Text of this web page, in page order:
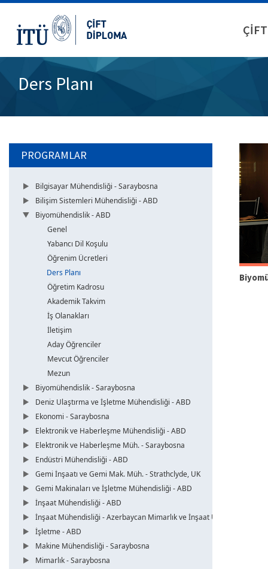
Ders Planı
PROGRAMLAR
Bilgisayar Mühendisliği - Saraybosna
Bilişim Sistemleri Mühendisliği - ABD
Biyomühendislik - ABD
Genel
Yabancı Dil Koşulu
Öğrenim Ücretleri
Ders Planı
Öğretim Kadrosu
Akademik Takvim
İş Olanakları
İletişim
Aday Öğrenciler
Mevcut Öğrenciler
Mezun
Biyomühendislik - Saraybosna
Deniz Ulaştırma ve İşletme Mühendisliği - ABD
Ekonomi - Saraybosna
Elektronik ve Haberleşme Mühendisliği - ABD
Elektronik ve Haberleşme Müh. - Saraybosna
Endüstri Mühendisliği - ABD
Gemi İnşaatı ve Gemi Mak. Müh. - Strathclyde, UK
Gemi Makinaları ve İşletme Mühendisliği - ABD
İnşaat Mühendisliği - ABD
İnşaat Mühendisliği - Azerbaycan Mimarlık ve İnşaat Üni.
İşletme - ABD
Makine Mühendisliği - Saraybosna
Mimarlık - Saraybosna